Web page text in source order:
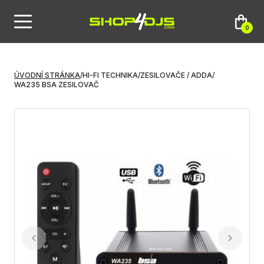
0
ÚVODNÍ STRÁNKA/HI-FI TECHNIKA/ZESILOVAČE / ADDA/
WA235 BSA ZESILOVAČ